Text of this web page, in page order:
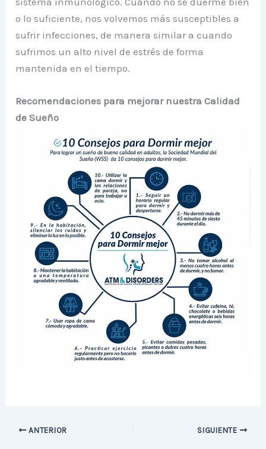
o lo suficiente, nos volvemos más susceptibles a
sufrir infecciones, de manera similar a cuando
sufrimos un alto nivel de estrés de forma
mantenida en el tiempo.
Recomendaciones para mejorar nuestra Calidad
de Sueño
ANTERIOR SIGUIENTE